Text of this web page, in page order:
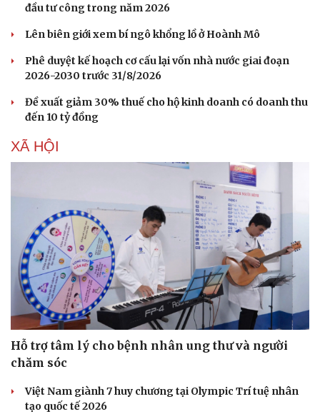
đầu tư công trong năm 2026
Lên biên giới xem bí ngô khổng lồ ở Hoành Mô
Phê duyệt kế hoạch cơ cấu lại vốn nhà nước giai đoạn
2026-2030 trước 31/8/2026
Đề xuất giảm 30% thuế cho hộ kinh doanh có doanh thu
đến 10 tỷ đồng
XÃ HỘI
Hỗ trợ tâm lý cho bệnh nhân ung thư và người
chăm sóc
Việt Nam giành 7 huy chương tại Olympic Trí tuệ nhân
tạo quốc tế 2026